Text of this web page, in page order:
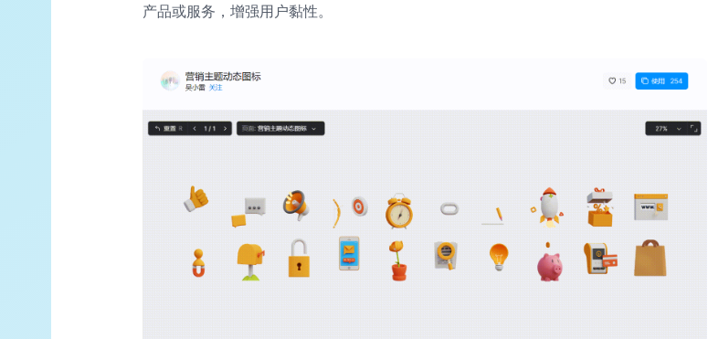
产品或服务，增强用户黏性。